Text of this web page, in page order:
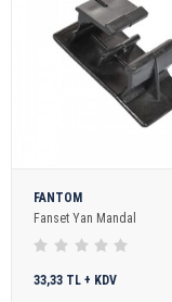
FANTOM
Fanset Yan Mandal
33,33 TL + KDV